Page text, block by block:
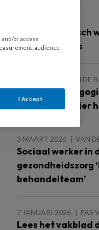
Multimethodisch
rouw en verlies
VAN DE
Medisch
‘Geen dag is hier
3 MAART 2026 VAN
Sociaal werker in
gezondheidszorg
behandelteam’
7 JANUARI 2026 PAS
Lees het vakblad
or access
audience
I Accept